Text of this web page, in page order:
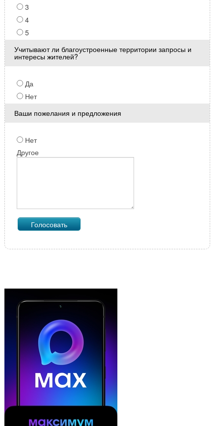
3
4
5
Учитывают ли благоустроенные территории запросы и
интересы жителей?
Да
Нет
Ваши пожелания и предложения
Нет
Другое